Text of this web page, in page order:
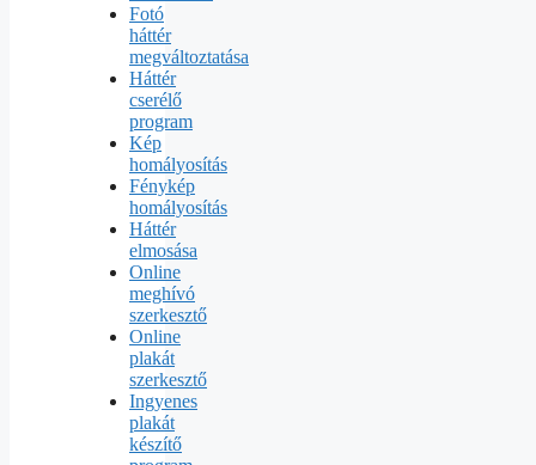
Fotó
háttér
megváltoztatása
Háttér
cserélő
program
Kép
homályosítás
Fénykép
homályosítás
Háttér
elmosása
Online
meghívó
szerkesztő
Online
plakát
szerkesztő
Ingyenes
plakát
készítő